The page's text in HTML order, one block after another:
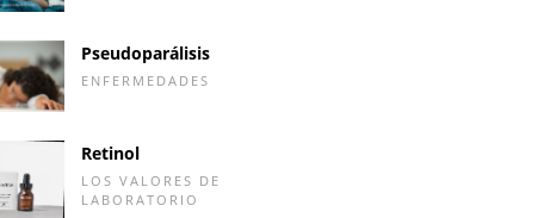
Pseudoparálisis
ENFERMEDADES
Retinol
LOS VALORES DE
LABORATORIO